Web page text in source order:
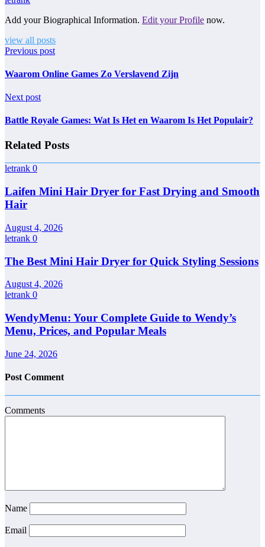
Add your Biographical Information. Edit your Profile now.
view all posts
Previous post
Waarom Online Games Zo Verslavend Zijn
Next post
Battle Royale Games: Wat Is Het en Waarom Is Het Populair?
Related Posts
letrank 0
Laifen Mini Hair Dryer for Fast Drying and Smooth
Hair
August 4, 2026
letrank 0
The Best Mini Hair Dryer for Quick Styling Sessions
August 4, 2026
letrank 0
WendyMenu: Your Complete Guide to Wendy’s
Menu, Prices, and Popular Meals
June 24, 2026
Post Comment
Comments
Name
Email